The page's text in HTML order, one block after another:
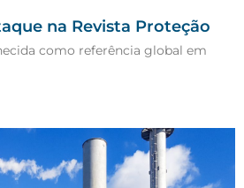
na Revista Proteção
como referência global em